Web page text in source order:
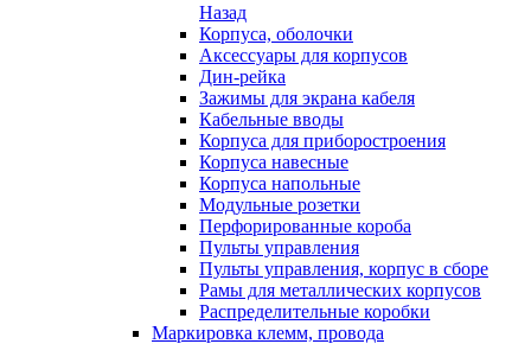
Назад
Корпуса, оболочки
Аксессуары для корпусов
Дин-рейка
Зажимы для экрана кабеля
Кабельные вводы
Корпуса для приборостроения
Корпуса навесные
Корпуса напольные
Модульные розетки
Перфорированные короба
Пульты управления
Пульты управления, корпус в сборе
Рамы для металлических корпусов
Распределительные коробки
Маркировка клемм, провода